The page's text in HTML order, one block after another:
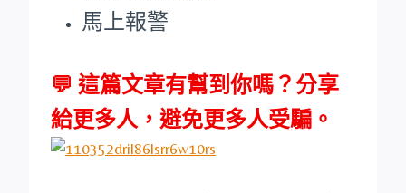
馬上報警
💬 這篇文章有幫到你嗎？分享
給更多人，避免更多人受騙。